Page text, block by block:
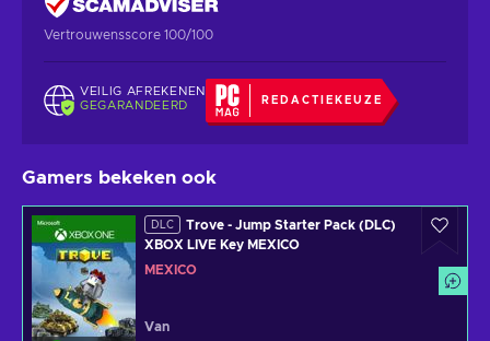
Vertrouwensscore 100/100
VEILIG AFREKENEN
GEGARANDEERD
REDACTIEKEUZE
Gamers bekeken ook
DLC
Trove - Jump Starter Pack (DLC)
XBOX LIVE Key MEXICO
MEXICO
Van